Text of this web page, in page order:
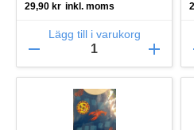
29,90 kr inkl. moms
Lägg till i varukorg
remove add